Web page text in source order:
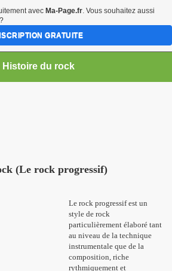
Histoire du rock
(Le rock progressif)
Le rock progressif est un
style de rock
particulièrement élaboré tant
au niveau de la technique
instrumentale que de la
composition, riche
rythmiquement et
avec Ma-Page.fr. Vous souhaitez aussi
GRATUITE